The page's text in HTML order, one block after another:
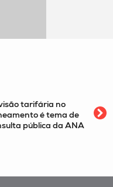
Imposto Seletivo é
podcast Tax Route
sócio Felipe Omori